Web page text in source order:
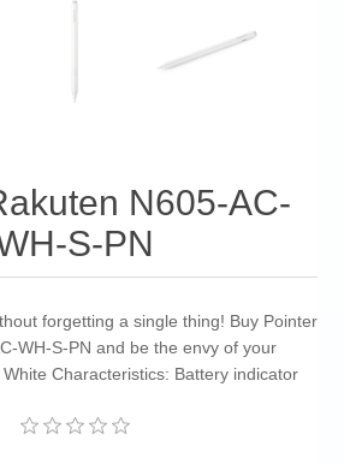
N605-AC-
S-PN
forgetting a single thing! Buy Pointer
WH-S-PN and be the envy of your
Characteristics: Battery indicator